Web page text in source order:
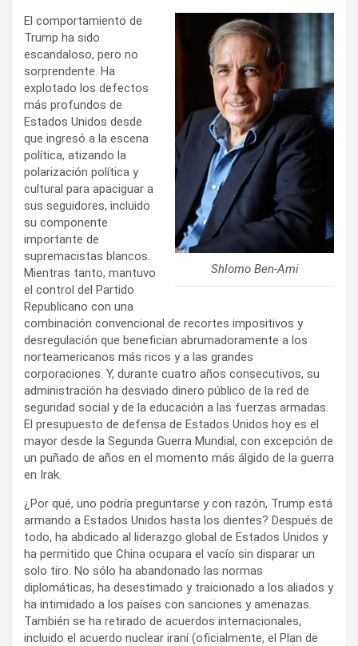
Shlomo Ben-Ami
El comportamiento de
Trump ha sido
escandaloso, pero no
sorprendente. Ha
explotado los defectos
más profundos de
Estados Unidos desde
que ingresó a la escena
política, atizando la
polarización política y
cultural para apaciguar a
sus seguidores, incluido
su componente
importante de
supremacistas blancos.
Mientras tanto, mantuvo
el control del Partido
Republicano con una
combinación convencional de recortes impositivos y
desregulación que benefician abrumadoramente a los
norteamericanos más ricos y a las grandes
corporaciones. Y, durante cuatro años consecutivos, su
administración ha desviado dinero público de la red de
seguridad social y de la educación a las fuerzas armadas.
El presupuesto de defensa de Estados Unidos hoy es el
mayor desde la Segunda Guerra Mundial, con excepción de
un puñado de años en el momento más álgido de la guerra
en Irak.
¿Por qué, uno podría preguntarse y con razón, Trump está
armando a Estados Unidos hasta los dientes? Después de
todo, ha abdicado al liderazgo global de Estados Unidos y
ha permitido que China ocupara el vacío sin disparar un
solo tiro. No sólo ha abandonado las normas
diplomáticas, ha desestimado y traicionado a los aliados y
ha intimidado a los países con sanciones y amenazas.
También se ha retirado de acuerdos internacionales,
incluido el acuerdo nuclear iraní (oficialmente, el Plan de